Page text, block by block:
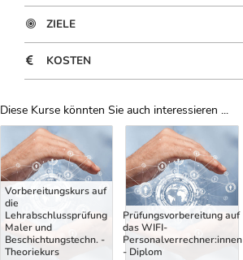
ZIELE
KOSTEN
Diese Kurse könnten Sie auch interessieren ...
Uber Weiterbildungsvorschläge
Vorbereitungskurs auf
die
Lehrabschlussprüfung
Maler und
Beschichtungstechn. -
Theoriekurs
Prüfungsvorbereitung auf
das WIFI-
Personalverrechner:innen
- Diplom